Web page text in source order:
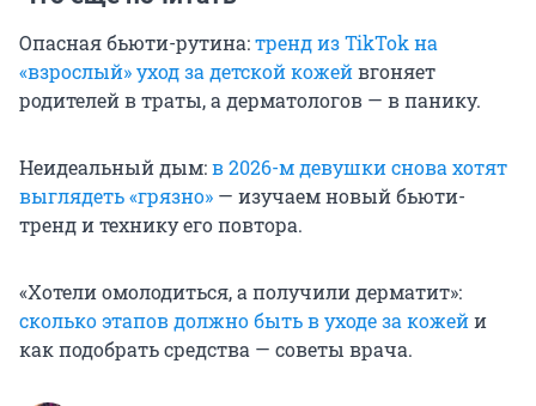
Опасная бьюти-рутина:тренд из TikTok на
«взрослый» уход за детской кожейвгоняет
родителей в траты, а дерматологов — в панику.
Неидеальный дым:в 2026-м девушки снова хотят
выглядеть «грязно» — изучаем новый бьюти-
тренд и технику его повтора.
«Хотели омолодиться, а получили дерматит»:
сколько этапов должно быть в уходе за кожейи
как подобрать средства — советы врача.